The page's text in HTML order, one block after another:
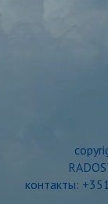
контакты: